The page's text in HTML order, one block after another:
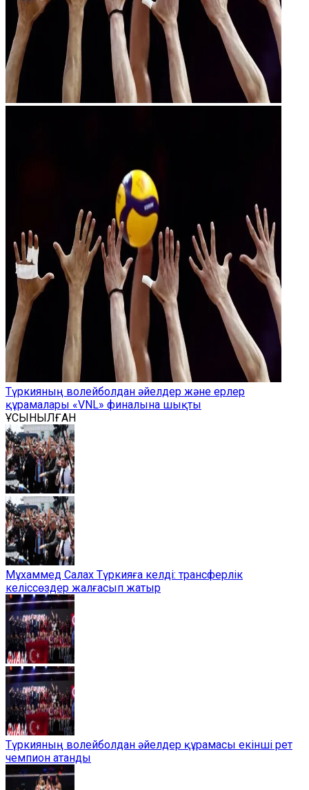
Түркияның волейболдан әйелдер және ерлер
құрамалары «VNL» финалына шықты
ҰСЫНЫЛҒАН
Мұхаммед Салах Түркияға келді: трансферлік
келіссөздер жалғасып жатыр
Түркияның волейболдан әйелдер құрамасы екінші рет
чемпион атанды